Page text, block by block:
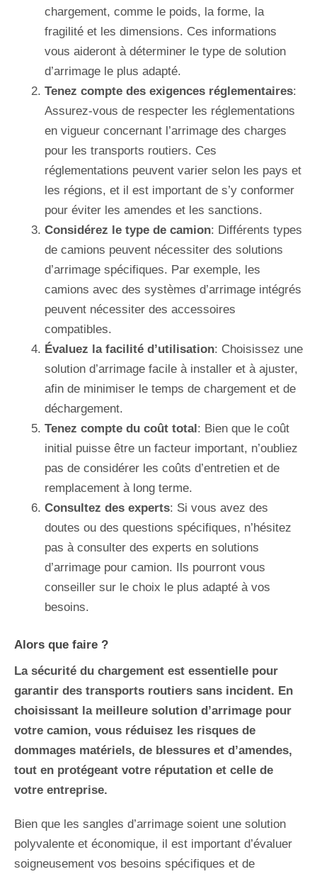
chargement, comme le poids, la forme, la
fragilité et les dimensions. Ces informations
vous aideront à déterminer le type de solution
d’arrimage le plus adapté.
Tenez compte des exigences réglementaires:
Assurez-vous de respecter les réglementations
en vigueur concernant l’arrimage des charges
pour les transports routiers. Ces
réglementations peuvent varier selon les pays et
les régions, et il est important de s’y conformer
pour éviter les amendes et les sanctions.
Considérez le type de camion: Différents types
de camions peuvent nécessiter des solutions
d’arrimage spécifiques. Par exemple, les
camions avec des systèmes d’arrimage intégrés
peuvent nécessiter des accessoires
compatibles.
Évaluez la facilité d’utilisation: Choisissez une
solution d’arrimage facile à installer et à ajuster,
afin de minimiser le temps de chargement et de
déchargement.
Tenez compte du coût total: Bien que le coût
initial puisse être un facteur important, n’oubliez
pas de considérer les coûts d’entretien et de
remplacement à long terme.
Consultez des experts: Si vous avez des
doutes ou des questions spécifiques, n’hésitez
pas à consulter des experts en solutions
d’arrimage pour camion. Ils pourront vous
conseiller sur le choix le plus adapté à vos
besoins.
Alors que faire ?
La sécurité du chargement est essentielle pour
garantir des transports routiers sans incident. En
choisissant la meilleure solution d’arrimage pour
votre camion, vous réduisez les risques de
dommages matériels, de blessures et d’amendes,
tout en protégeant votre réputation et celle de
votre entreprise.
Bien que les sangles d’arrimage soient une solution
polyvalente et économique, il est important d’évaluer
soigneusement vos besoins spécifiques et de